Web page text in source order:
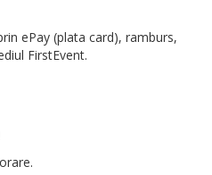
ePay (plata card), ramburs,
FirstEvent.